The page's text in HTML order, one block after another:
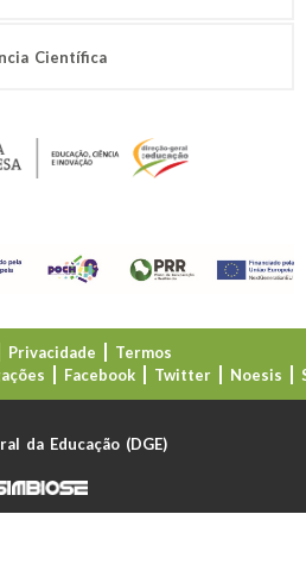
Científica
Privacidade
Termos
Facebook Twitter Noesis
da Educação (DGE)